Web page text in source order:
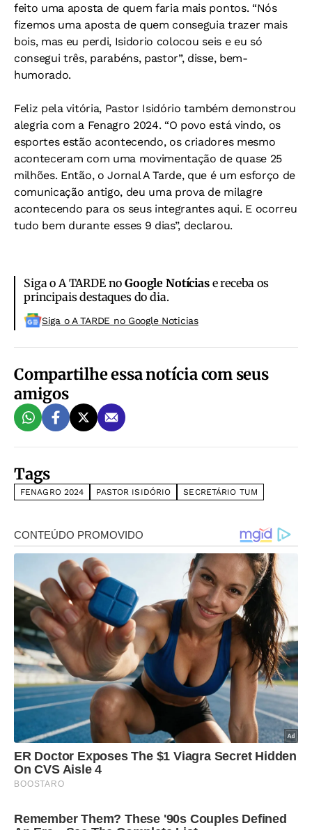
feito uma aposta de quem faria mais pontos. “Nós
fizemos uma aposta de quem conseguia trazer mais
bois, mas eu perdi, Isidorio colocou seis e eu só
consegui três, parabéns, pastor”, disse, bem-
humorado.
Feliz pela vitória, Pastor Isidório também demonstrou
alegria com a Fenagro 2024. “O povo está vindo, os
esportes estão acontecendo, os criadores mesmo
aconteceram com uma movimentação de quase 25
milhões. Então, o Jornal A Tarde, que é um esforço de
comunicação antigo, deu uma prova de milagre
acontecendo para os seus integrantes aqui. E ocorreu
tudo bem durante esses 9 dias”, declarou.
Siga o A TARDE noGoogle Notíciase receba os
principais destaques do dia.
Siga o A TARDE no Google Noticias
Compartilhe essa notícia com seus
amigos
Tags
FENAGRO 2024 PASTOR ISIDÓRIO SECRETÁRIO TUM